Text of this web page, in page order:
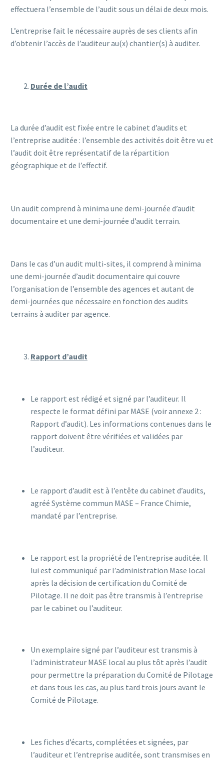
effectuera l’ensemble de l’audit sous un délai de deux mois.
L’entreprise fait le nécessaire auprès de ses clients afin
d’obtenir l’accès de l’auditeur au(x) chantier(s) à auditer.
Durée de l’audit
La durée d’audit est fixée entre le cabinet d’audits et
l’entreprise auditée : l’ensemble des activités doit être vu et
l’audit doit être représentatif de la répartition
géographique et de l’effectif.
Un audit comprend à minima une demi-journée d’audit
documentaire et une demi-journée d’audit terrain.
Dans le cas d’un audit multi-sites, il comprend à minima
une demi-journée d’audit documentaire qui couvre
l’organisation de l’ensemble des agences et autant de
demi-journées que nécessaire en fonction des audits
terrains à auditer par agence.
Rapport d’audit
Le rapport est rédigé et signé par l’auditeur. Il
respecte le format défini par MASE (voir annexe 2 :
Rapport d’audit). Les informations contenues dans le
rapport doivent être vérifiées et validées par
l’auditeur.
Le rapport d’audit est à l’entête du cabinet d’audits,
agréé Système commun MASE – France Chimie,
mandaté par l’entreprise.
Le rapport est la propriété de l’entreprise auditée. Il
lui est communiqué par l’administration Mase local
après la décision de certification du Comité de
Pilotage. Il ne doit pas être transmis à l’entreprise
par le cabinet ou l’auditeur.
Un exemplaire signé par l’auditeur est transmis à
l’administrateur MASE local au plus tôt après l’audit
pour permettre la préparation du Comité de Pilotage
et dans tous les cas, au plus tard trois jours avant le
Comité de Pilotage.
Les fiches d’écarts, complétées et signées, par
l’auditeur et l’entreprise auditée, sont transmises en